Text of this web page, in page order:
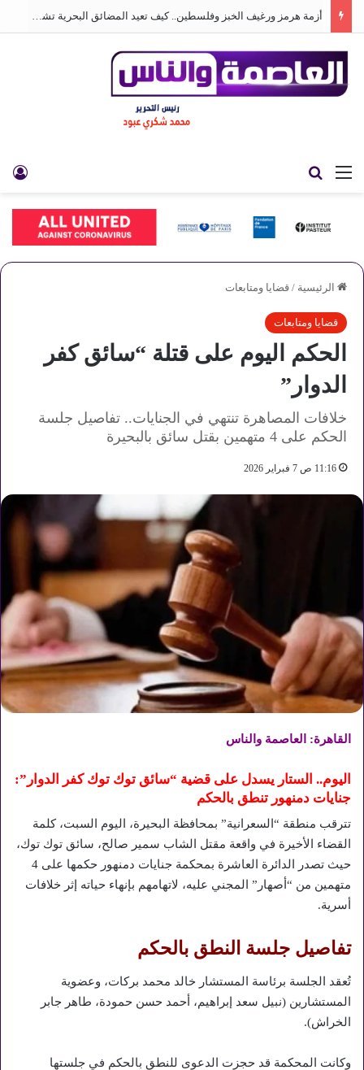
أزمة هرمز ورغيف الخبز وفلسطين.. كيف تعيد المضائق البحرية تشكيل العالم
القائمة
الرئيسية / قضايا ومتابعات
قضايا ومتابعات
الحكم اليوم على قتلة “سائق كفر
الدوار”
خلافات المصاهرة تنتهي في الجنايات.. تفاصيل جلسة
الحكم على 4 متهمين بقتل سائق بالبحيرة
11:16 ص 7 فبراير 2026
القاهرة: العاصمة والناس
اليوم.. الستار يسدل على قضية “سائق توك توك كفر الدوار”:
جنايات دمنهور تنطق بالحكم
تترقب منطقة “السعرانية” بمحافظة البحيرة، اليوم السبت، كلمة
القضاء الأخيرة في واقعة مقتل الشاب سمير صالح، سائق توك توك،
حيث تصدر الدائرة العاشرة بمحكمة جنايات دمنهور حكمها على 4
متهمين من “أصهار” المجني عليه، لاتهامهم بإنهاء حياته إثر خلافات
أسرية.
تفاصيل جلسة النطق بالحكم
تُعقد الجلسة برئاسة المستشار خالد محمد بركات، وعضوية
المستشارين (نبيل سعد إبراهيم، أحمد حسن حمودة، طاهر جابر
الخراش).
وكانت المحكمة قد حجزت الدعوى للنطق بالحكم في جلستها